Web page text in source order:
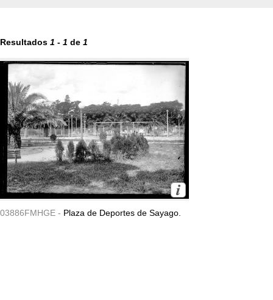
Resultados 1 - 1 de 1
03886FMHGE - Plaza de Deportes de Sayago.